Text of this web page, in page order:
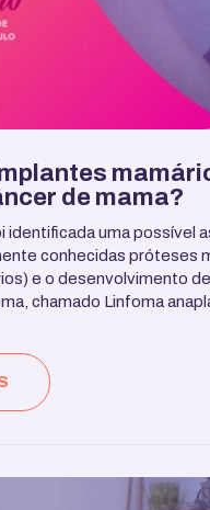
de mama?
uma possível
conhecidas próteses
e o desenvolvimento
chamado Linfoma